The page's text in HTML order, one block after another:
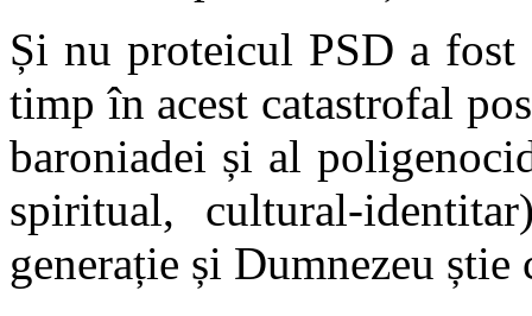
Și nu proteicul PSD a
timp în acest catastrofal
baroniadei și al
spiritual, cultural-
generație și Dumnezeu